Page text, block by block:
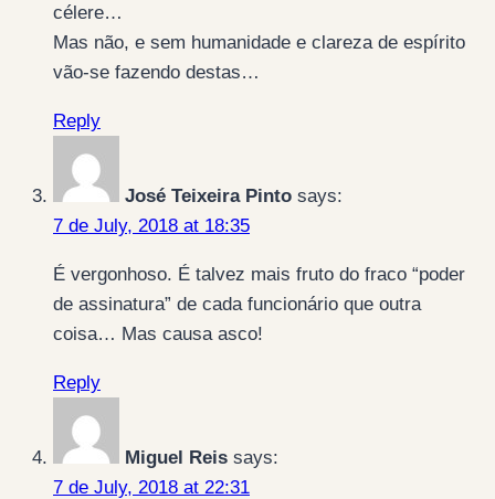
célere…
Mas não, e sem humanidade e clareza de espírito
vão-se fazendo destas…
Reply
José Teixeira Pinto says:
7 de July, 2018 at 18:35
É vergonhoso. É talvez mais fruto do fraco “poder
de assinatura” de cada funcionário que outra
coisa… Mas causa asco!
Reply
Miguel Reis says:
7 de July, 2018 at 22:31